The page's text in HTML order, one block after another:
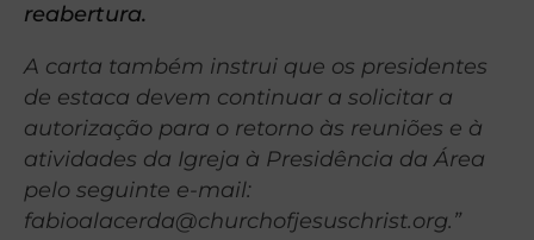
reabertura.
A carta também instrui que os presidentes
de estaca devem continuar a solicitar a
autorização para o retorno às reuniões e à
atividades da Igreja à Presidência da Área
pelo seguinte e-mail:
fabioalacerda@churchofjesuschrist.org.”